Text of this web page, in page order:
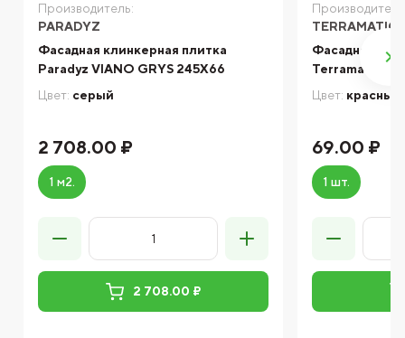
Производитель:
PARADYZ
Фасадная клинкерная плитка
Paradyz VIANO GRYS 245X66
Цвет: серый
2 708.00 ₽
1 м2.
2 708.00 ₽
TERRAMATIC
Фасадная
Terramatic
Цвет: красный
69.00 ₽
1 шт.